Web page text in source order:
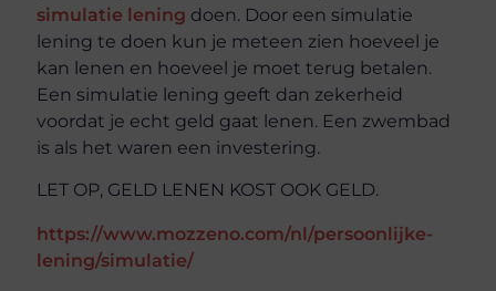
simulatie lening doen. Door een simulatie
lening te doen kun je meteen zien hoeveel je
kan lenen en hoeveel je moet terug betalen.
Een simulatie lening geeft dan zekerheid
voordat je echt geld gaat lenen. Een zwembad
is als het waren een investering.
LET OP, GELD LENEN KOST OOK GELD.
https://www.mozzeno.com/nl/persoonlijke-
lening/simulatie/